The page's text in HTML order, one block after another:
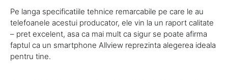
Pe langa specificatiile tehnice remarcabile pe care le au
telefoanele acestui producator, ele vin la un raport calitate
– pret excelent, asa ca mai mult ca sigur se poate afirma
faptul ca un smartphone Allview reprezinta alegerea ideala
pentru tine.